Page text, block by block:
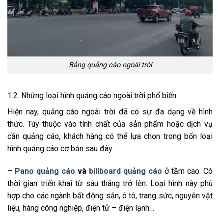
Bảng quảng cáo ngoài trời
1.2. Những loại hình quảng cáo ngoài trời phổ biến
Hiện nay, quảng cáo ngoài trời đã có sự đa dạng về hình
thức. Tùy thuộc vào tính chất của sản phẩm hoặc dịch vụ
cần quảng cáo, khách hàng có thể lựa chọn trong bốn loại
hình quảng cáo cơ bản sau đây:
– Pano quảng cáo và billboard quảng cáo ở tầm cao. Có
thời gian triển khai từ sáu tháng trở lên. Loại hình này phù
hợp cho các ngành bất động sản, ô tô, trang sức, nguyên vật
liệu, hàng công nghiệp, điện tử – điện lạnh…